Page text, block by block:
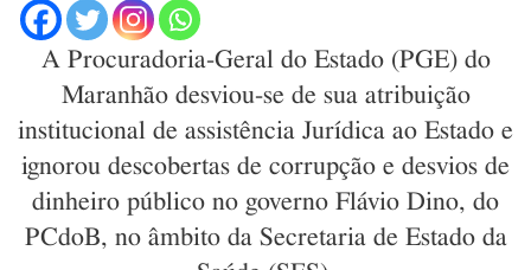
A Procuradoria-Geral do Estado (PGE) do
Maranhão desviou-se de sua atribuição
institucional de assistência Jurídica ao Estado e
ignorou descobertas de corrupção e desvios de
dinheiro público no governo Flávio Dino, do
PCdoB, no âmbito da Secretaria de Estado da